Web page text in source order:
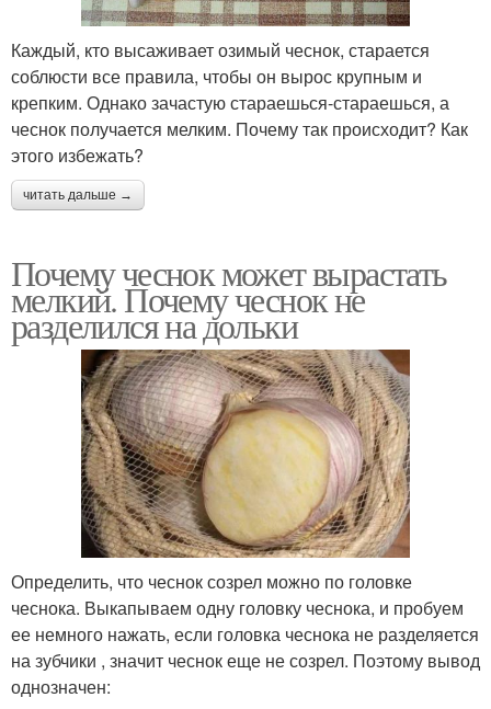
Каждый, кто высаживает озимый чеснок, старается
соблюсти все правила, чтобы он вырос крупным и
крепким. Однако зачастую стараешься-стараешься, а
чеснок получается мелким. Почему так происходит? Как
этого избежать?
читать дальше →
Почему чеснок может вырастать
мелкий. Почему чеснок не
разделился на дольки
Определить, что чеснок созрел можно по головке
чеснока. Выкапываем одну головку чеснока, и пробуем
ее немного нажать, если головка чеснока не разделяется
на зубчики , значит чеснок еще не созрел. Поэтому вывод
однозначен: